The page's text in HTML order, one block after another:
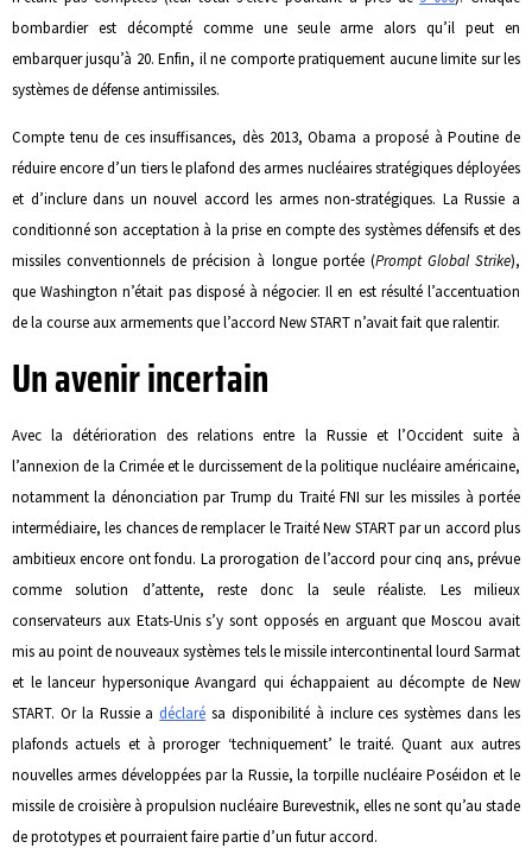
bombardier est décompté comme une seule arme alors qu’il peut en
embarquer jusqu’à 20. Enfin, il ne comporte pratiquement aucune limite sur les
systèmes de défense antimissiles.
Compte tenu de ces insuffisances, dès 2013, Obama a proposé à Poutine de
réduire encore d’un tiers le plafond des armes nucléaires stratégiques déployées
et d’inclure dans un nouvel accord les armes non-stratégiques. La Russie a
conditionné son acceptation à la prise en compte des systèmes défensifs et des
missiles conventionnels de précision à longue portée (Prompt Global Strike),
que Washington n’était pas disposé à négocier. Il en est résulté l’accentuation
de la course aux armements que l’accord New START n’avait fait que ralentir.
Un avenir incertain
Avec la détérioration des relations entre la Russie et l’Occident suite à
l’annexion de la Crimée et le durcissement de la politique nucléaire américaine,
notamment la dénonciation par Trump du Traité FNI sur les missiles à portée
intermédiaire, les chances de remplacer le Traité New START par un accord plus
ambitieux encore ont fondu. La prorogation de l’accord pour cinq ans, prévue
comme solution d’attente, reste donc la seule réaliste. Les milieux
conservateurs aux Etats-Unis s’y sont opposés en arguant que Moscou avait
mis au point de nouveaux systèmes tels le missile intercontinental lourd Sarmat
et le lanceur hypersonique Avangard qui échappaient au décompte de New
START. Or la Russie adéclaré sa disponibilité à inclure ces systèmes dans les
plafonds actuels et à proroger ‘techniquement’ le traité. Quant aux autres
nouvelles armes développées par la Russie, la torpille nucléaire Poséidon et le
missile de croisière à propulsion nucléaire Burevestnik, elles ne sont qu’au stade
de prototypes et pourraient faire partie d’un futur accord.